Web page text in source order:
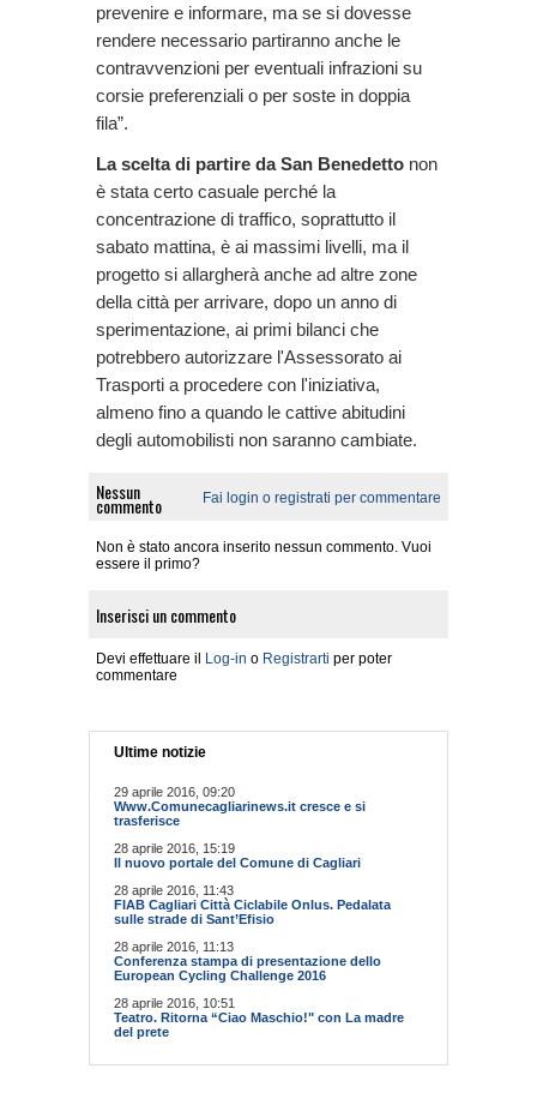
prevenire e informare, ma se si dovesse
rendere necessario partiranno anche le
contravvenzioni per eventuali infrazioni su
corsie preferenziali o per soste in doppia
fila”.
La scelta di partire da San Benedetto non
è stata certo casuale perché la
concentrazione di traffico, soprattutto il
sabato mattina, è ai massimi livelli, ma il
progetto si allargherà anche ad altre zone
della città per arrivare, dopo un anno di
sperimentazione, ai primi bilanci che
potrebbero autorizzare l'Assessorato ai
Trasporti a procedere con l'iniziativa,
almeno fino a quando le cattive abitudini
degli automobilisti non saranno cambiate.
Nessun
commento Fai login o registrati per commentare
Non è stato ancora inserito nessun commento. Vuoi
essere il primo?
Inserisci un commento
Devi effettuare il Log-in o Registrarti per poter
commentare
Ultime notizie
29 aprile 2016, 09:20
Www.Comunecagliarinews.it cresce e si
trasferisce
28 aprile 2016, 15:19
Il nuovo portale del Comune di Cagliari
28 aprile 2016, 11:43
FIAB Cagliari Città Ciclabile Onlus. Pedalata
sulle strade di Sant’Efisio
28 aprile 2016, 11:13
Conferenza stampa di presentazione dello
European Cycling Challenge 2016
28 aprile 2016, 10:51
Teatro. Ritorna “Ciao Maschio!" con La madre
del prete